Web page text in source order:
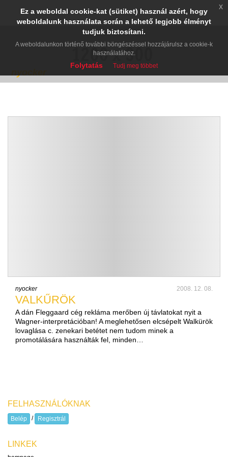
nyocker 2008. 12. 08.
VALKŰRÖK
A dán Fleggaard cég rekláma merőben új távlatokat nyit a
Wagner-interpretációban! A meglehetősen elcsépelt Walkürök
lovaglása c. zenekari betétet nem tudom minek a
promotálására használták fel, minden…
FELHASZNÁLÓKNAK
Belép / Regisztrál
LINKEK
Ez a weboldal cookie-kat (sütiket) használ azért, hogy
weboldalunk használata során a lehető legjobb élményt
tudjuk biztosítani.
A weboldalunkon történő további böngészéssel hozzájárulsz a cookie-k
használatához.
Folytatás Tudj meg többet
x